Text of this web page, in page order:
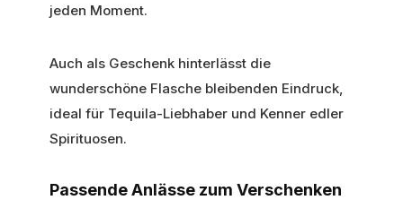
jeden Moment.
Auch als Geschenk hinterlässt die
wunderschöne Flasche bleibenden Eindruck,
ideal für Tequila-Liebhaber und Kenner edler
Spirituosen.
Passende Anlässe zum Verschenken